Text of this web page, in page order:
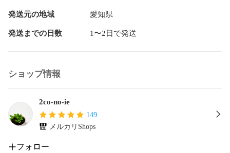
大きさのばらつきや歪み等あると思います。
性（綿かす）です。
綿かすは洗濯を繰り返すうちに目立たなくなります。
翌日発送を心がけていますが遅れる場合がありますので、そ
の際はご連絡させて頂きます✨
♪♪♪ おまとめ割引 ♪♪♪
発送元の地域 愛知県
発送までの日数 1〜2日で発送
ショップ情報
2co-no-ie
149
メルカリShops
フォロー